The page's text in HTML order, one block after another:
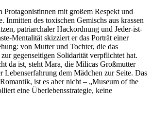
Protagonistinnen mit großem Respekt und
Inmitten des toxischen Gemischs aus krassen
patriarchaler Hackordnung und Jeder-ist-
Mentalität skizziert er das Porträt einer
von Mutter und Tochter, die das
gegenseitigen Solidarität verpflichtet hat.
da ist, steht Mara, die Milicas Großmutter
Lebenserfahrung dem Mädchen zur Seite. Das
ist es aber nicht – „Museum of the
eine Überlebensstrategie, keine